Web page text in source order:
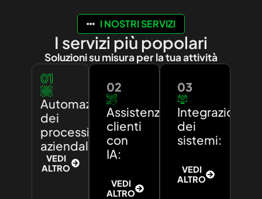
I NOSTRI SERVIZI
I servizi più popolari
Soluzioni su misura per la tua attività
01
Automazione
dei
processi
aziendali:
VEDI
ALTRO
02
Assistenza
clienti
con
IA:
VEDI
ALTRO
03
Integrazione
dei
sistemi:
VEDI
ALTRO